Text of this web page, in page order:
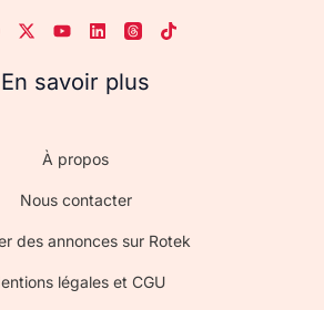
En savoir plus
À propos
Nous contacter
des annonces sur Rotek
légales et CGU